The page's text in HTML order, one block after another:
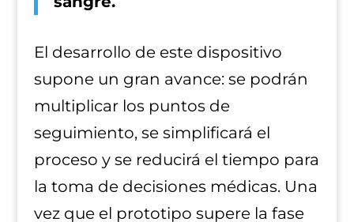
El desarrollo de este dispositivo
supone un gran avance: se podrán
multiplicar los puntos de
seguimiento, se simplificará el
proceso y se reducirá el tiempo para
la toma de decisiones médicas. Una
vez que el prototipo supere la fase